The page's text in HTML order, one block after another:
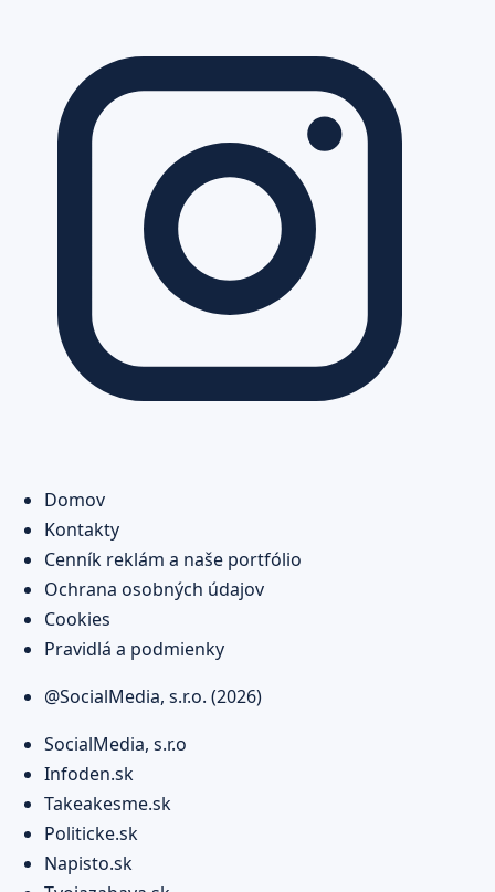
Domov
Kontakty
Cenník reklám a naše portfólio
Ochrana osobných údajov
Cookies
Pravidlá a podmienky
@SocialMedia, s.r.o. (2026)
SocialMedia, s.r.o
Infoden.sk
Takeakesme.sk
Politicke.sk
Napisto.sk